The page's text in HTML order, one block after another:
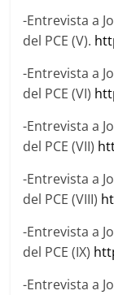
-Entrevista a
del PCE (V).
-Entrevista a
del PCE (VI)
-Entrevista a
del PCE (VII)
-Entrevista a
del PCE (VIII)
-Entrevista a
del PCE (IX)
-Entrevista a